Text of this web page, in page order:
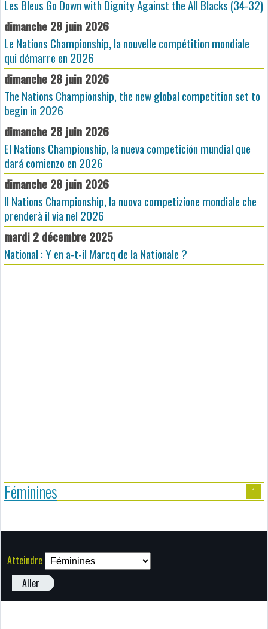
Les Bleus Go Down with Dignity Against the All Blacks (34-32)
dimanche 28 juin 2026
Le Nations Championship, la nouvelle compétition mondiale
qui démarre en 2026
dimanche 28 juin 2026
The Nations Championship, the new global competition set to
begin in 2026
dimanche 28 juin 2026
El Nations Championship, la nueva competición mundial que
dará comienzo en 2026
dimanche 28 juin 2026
Il Nations Championship, la nuova competizione mondiale che
prenderà il via nel 2026
mardi 2 décembre 2025
National : Y en a-t-il Marcq de la Nationale ?
Féminines 1
Atteindre
Aller